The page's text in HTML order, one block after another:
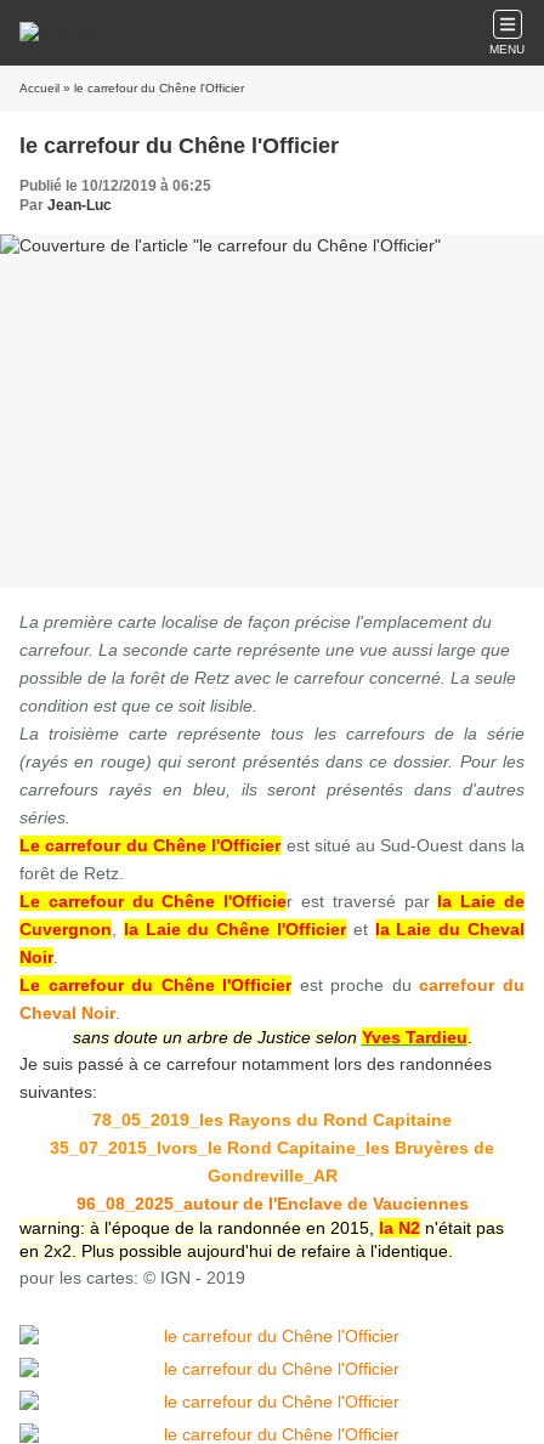
MENU
Accueil » le carrefour du Chêne l'Officier
le carrefour du Chêne l'Officier
Publié le 10/12/2019 à 06:25
Par Jean-Luc
La première carte localise de façon précise l'emplacement du
carrefour. La seconde carte représente une vue aussi large que
possible de la forêt de Retz avec le carrefour concerné. La seule
condition est que ce soit lisible.
La troisième carte représente tous les carrefours de la série
(rayés en rouge) qui seront présentés dans ce dossier. Pour les
carrefours rayés en bleu, ils seront présentés dans d'autres
séries.
Le carrefour du Chêne l'Officier est situé au Sud-Ouest dans la
forêt de Retz.
Le carrefour du Chêne l'Officier est traversé par la Laie de
Cuvergnon
la Laie du Chêne l'Officier et la Laie du Cheval
Noir
Le carrefour du Chêne l'Officier est proche ducarrefour du
Cheval Noir
sans doute un arbre de Justice selon Yves Tardieu
Je suis passé à ce carrefour notamment lors des randonnées
suivantes:
78_05_2019_les Rayons du Rond Capitaine
35_07_2015_Ivors_le Rond Capitaine_les Bruyères de
Gondreville_AR
96_08_2025_autour de l'Enclave de Vauciennes
warning: à l'époque de la randonnée en 2015, la N2 n'était pas
en 2x2. Plus possible aujourd'hui de refaire à l'identique.
pour les cartes: © IGN - 2019